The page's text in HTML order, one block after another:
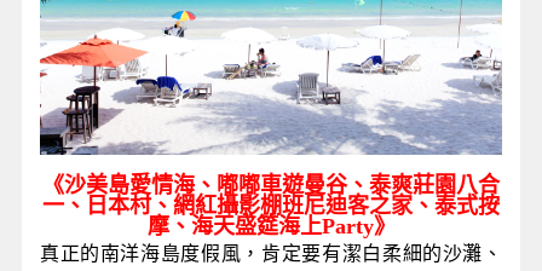
《沙美島愛情海、嘟嘟車遊曼谷、泰爽莊園八合
一、日本村、網紅攝影棚班尼迪客之家、泰式按
摩、海天盛筵海上Party》
真正的南洋海島度假風，肯定要有潔白柔細的沙灘、